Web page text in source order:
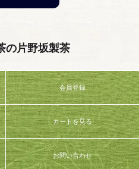
の片野坂製茶
会員登録
カートを見る
お問い合わせ